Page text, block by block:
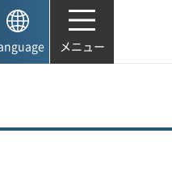
メニュー